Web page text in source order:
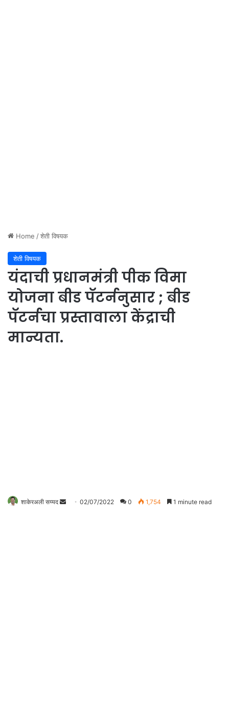
Home /शेती विषयक
शेती विषयक
यंदाची प्रधानमंत्री पीक विमा
योजना बीड पॅटर्ननुसार ; बीड
पॅटर्नचा प्रस्तावाला केंद्राची
मान्यता.
शाकेरअली सय्यद
Send02/07/2022 0 1,754 1 minute read